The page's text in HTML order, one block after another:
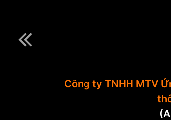
Công ty TNHH MTV